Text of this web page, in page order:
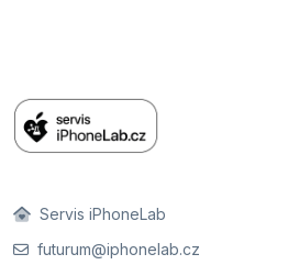
Servis iPhoneLab
futurum@iphonelab.cz